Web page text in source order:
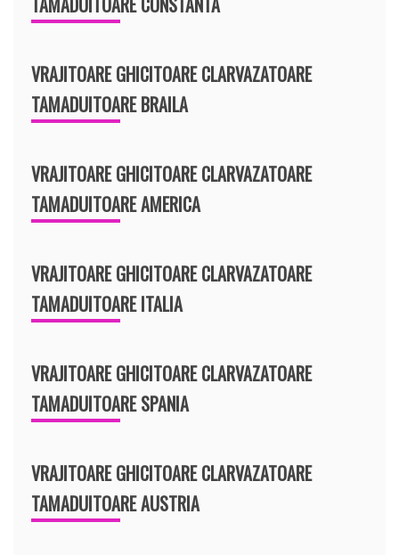
VRAJITOARE GHICITOARE CLARVAZATOARE
TAMADUITOARE BRAILA
VRAJITOARE GHICITOARE CLARVAZATOARE
TAMADUITOARE AMERICA
VRAJITOARE GHICITOARE CLARVAZATOARE
TAMADUITOARE ITALIA
VRAJITOARE GHICITOARE CLARVAZATOARE
TAMADUITOARE SPANIA
VRAJITOARE GHICITOARE CLARVAZATOARE
TAMADUITOARE AUSTRIA